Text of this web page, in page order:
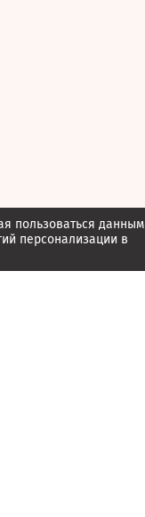
пользоваться данным
персонализации в